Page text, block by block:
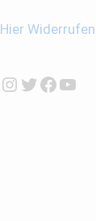
Hier Widerrufen
Instagram
Twitter